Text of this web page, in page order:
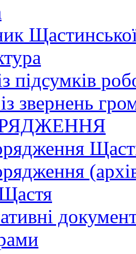
підсумків
звернень